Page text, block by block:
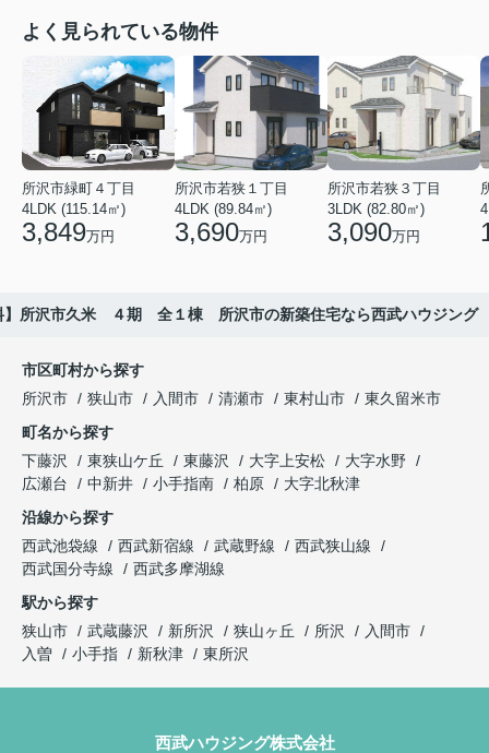
よく見られている物件
所沢市緑町４丁目
4LDK (115.14㎡)
3,849万円
所沢市若狭１丁目
4LDK (89.84㎡)
3,690万円
所沢市若狭３丁目
3LDK (82.80㎡)
3,090万円
】所沢市久米 ４期 全１棟 所沢市の新築住宅なら西武ハウジング
市区町村から探す
所沢市
狭山市 入間市 清瀬市 東村山市
東久留米市
町名から探す
下藤沢
東狭山ケ丘 東藤沢 大字上安松
大字水野
広瀬台
中新井 小手指南 柏原
大字北秋津
沿線から探す
西武池袋線
西武新宿線 武蔵野線
西武狭山線
西武国分寺線
西武多摩湖線
駅から探す
狭山市
武蔵藤沢 新所沢 狭山ヶ丘 所沢
入間市
入曽
小手指 新秋津 東所沢
西武ハウジング株式会社